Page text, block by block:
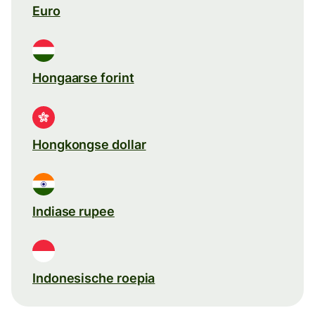
Euro
Hongaarse forint
Hongkongse dollar
Indiase rupee
Indonesische roepia